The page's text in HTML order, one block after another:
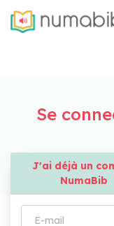
Se
J'ai déjà un
NumaBib